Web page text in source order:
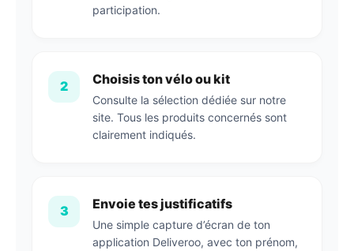
participation.
2 Choisis ton vélo ou kit
Consulte la sélection dédiée sur notre
site. Tous les produits concernés sont
clairement indiqués.
3 Envoie tes justificatifs
Une simple capture d’écran de ton
application Deliveroo, avec ton prénom,